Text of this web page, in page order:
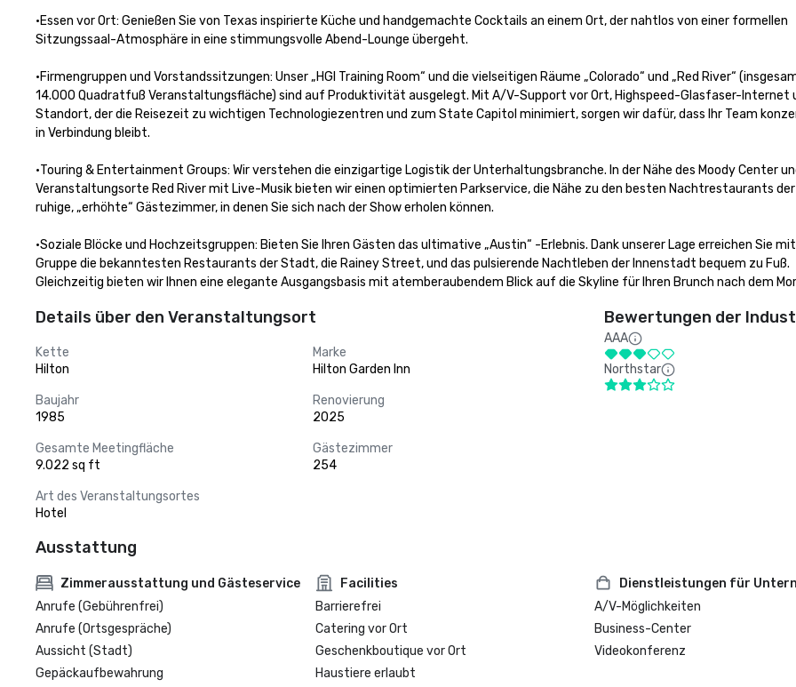
•Essen vor Ort: Genießen Sie von Texas inspirierte Küche und handgemachte Cocktails an einem Ort, der nahtlos von einer formellen
Sitzungssaal-Atmosphäre in eine stimmungsvolle Abend-Lounge übergeht.
•Firmengruppen und Vorstandssitzungen: Unser „HGI Training Room“ und die vielseitigen Räume „Colorado“ und „Red River“
14.000 Quadratfuß Veranstaltungsfläche) sind auf Produktivität ausgelegt. Mit A/V-Support vor Ort, Highspeed-Glasfaser-Internet
Standort, der die Reisezeit zu wichtigen Technologiezentren und zum State Capitol minimiert, sorgen wir dafür, dass Ihr Team
in Verbindung bleibt.
•Touring & Entertainment Groups: Wir verstehen die einzigartige Logistik der Unterhaltungsbranche. In der Nähe des Moody Center
Veranstaltungsorte Red River mit Live-Musik bieten wir einen optimierten Parkservice, die Nähe zu den besten Nachtrestaurants
ruhige, „erhöhte“ Gästezimmer, in denen Sie sich nach der Show erholen können.
•Soziale Blöcke und Hochzeitsgruppen: Bieten Sie Ihren Gästen das ultimative „Austin“ -Erlebnis. Dank unserer Lage erreichen Sie
Gruppe die bekanntesten Restaurants der Stadt, die Rainey Street, und das pulsierende Nachtleben der Innenstadt bequem zu Fuß.
Gleichzeitig bieten wir Ihnen eine elegante Ausgangsbasis mit atemberaubendem Blick auf die Skyline für Ihren Brunch nach dem
Details über den Veranstaltungsort
Kette
Hilton
Marke
Hilton Garden Inn
Baujahr
1985
Renovierung
2025
Gesamte Meetingfläche
9.022 sq ft
Gästezimmer
254
Art des Veranstaltungsortes
Hotel
Bewertungen der
AAA
Northstar
Ausstattung
Zimmerausstattung und Gästeservice
Anrufe (Gebührenfrei)
Anrufe (Ortsgespräche)
Aussicht (Stadt)
Gepäckaufbewahrung
Facilities
Barrierefrei
Catering vor Ort
Geschenkboutique vor Ort
Haustiere erlaubt
Dienstleistungen für
A/V-Möglichkeiten
Business-Center
Videokonferenz